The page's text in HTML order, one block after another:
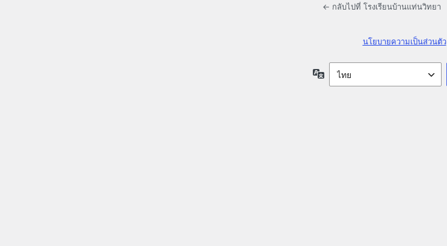
← กลับไปที่ โรงเรียนบ้านแท่นวิทยา
นโยบายความเป็นส่วนตัว
ภาษา